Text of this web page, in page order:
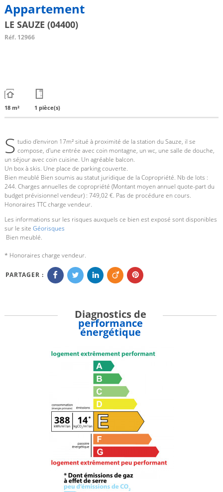
Appartement
LE SAUZE (04400)
Réf. 12966
18 m² 1 pièce(s)
S tudio d'environ 17m² situé à proximité de la station du Sauze, il se
compose, d'une entrée avec coin montagne, un wc, une salle de douche,
un séjour avec coin cuisine. Un agréable balcon.
Un box à skis. Une place de parking couverte.
Bien meublé Bien soumis au statut juridique de la Copropriété. Nb de lots :
244. Charges annuelles de copropriété (Montant moyen annuel quote-part du
budget prévisionnel vendeur) : 749,02 €. Pas de procédure en cours.
Honoraires TTC charge vendeur.
Les informations sur les risques auxquels ce bien est exposé sont disponibles
sur le site Géorisques
Bien meublé.
* Honoraires charge vendeur.
PARTAGER :
Diagnostics de
performance
énergétique